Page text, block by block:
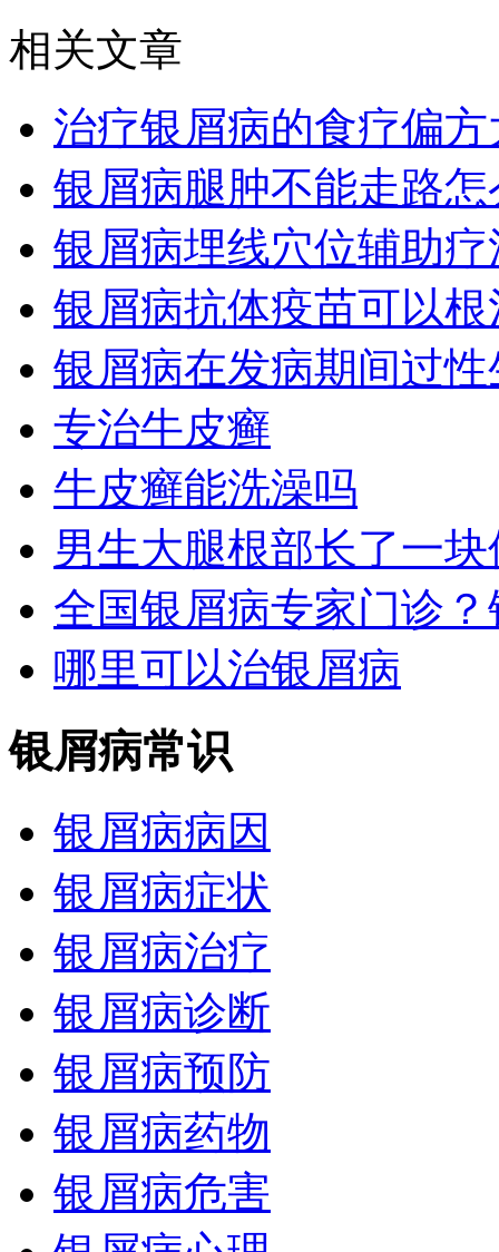
相关文章
治疗银屑病的食疗偏方
银屑病腿肿不能走路怎
银屑病埋线穴位辅助疗
银屑病抗体疫苗可以根
银屑病在发病期间过
专治牛皮癣
牛皮癣能洗澡吗
男生大腿根部长了一
全国银屑病专家门诊
哪里可以治银屑病
银屑病常识
银屑病病因
银屑病症状
银屑病治疗
银屑病诊断
银屑病预防
银屑病药物
银屑病危害